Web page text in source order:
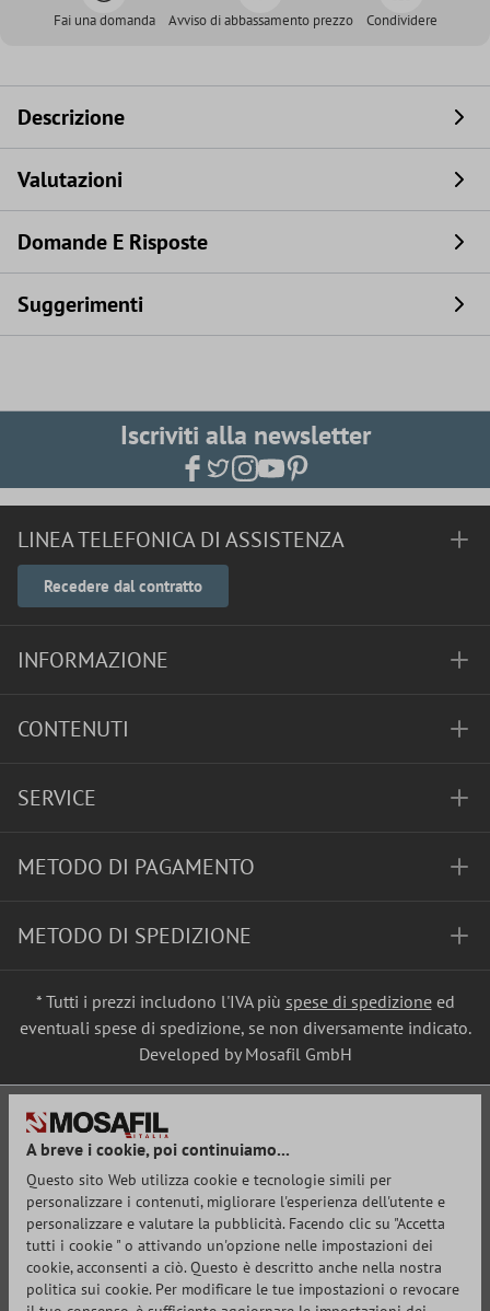
Fai una domanda Avviso di abbassamento prezzo Condividere
Descrizione
Valutazioni
Domande E Risposte
Suggerimenti
Iscriviti alla newsletter
LINEA TELEFONICA DI ASSISTENZA
Recedere dal contratto
INFORMAZIONE
CONTENUTI
SERVICE
METODO DI PAGAMENTO
METODO DI SPEDIZIONE
* Tutti i prezzi includono l'IVA più spese di spedizioneed
eventuali spese di spedizione, se non diversamente indicato.
Developed by Mosafil GmbH
A breve i cookie, poi continuiamo...
Questo sito Web utilizza cookie e tecnologie simili per
personalizzare i contenuti, migliorare l'esperienza dell'utente e
personalizzare e valutare la pubblicità. Facendo clic su "Accetta
tutti i cookie " o attivando un'opzione nelle impostazioni dei
cookie, acconsenti a ciò. Questo è descritto anche nella nostra
politica sui cookie. Per modificare le tue impostazioni o revocare